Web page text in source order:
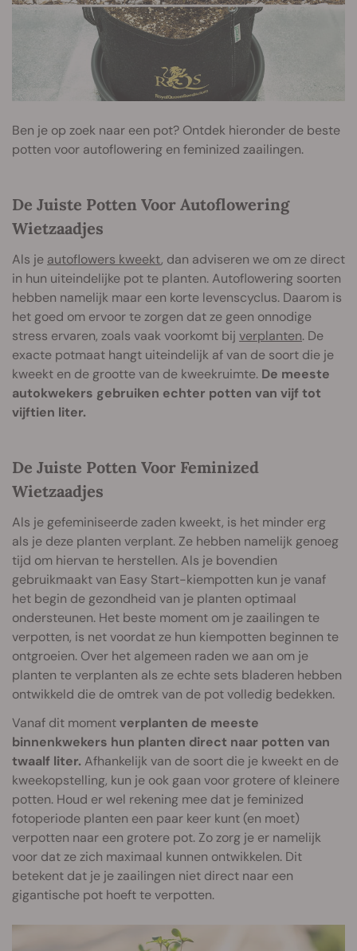
Ben je op zoek naar een pot? Ontdek hieronder de beste
potten voor autoflowering en feminized zaailingen.
De Juiste Potten Voor Autoflowering
Wietzaadjes
Als je autoflowers kweekt, dan adviseren we om ze direct
in hun uiteindelijke pot te planten. Autoflowering soorten
hebben namelijk maar een korte levenscyclus. Daarom is
het goed om ervoor te zorgen dat ze geen onnodige
stress ervaren, zoals vaak voorkomt bij verplanten. De
exacte potmaat hangt uiteindelijk af van de soort die je
kweekt en de grootte van de kweekruimte. De meeste
autokwekers gebruiken echter potten van vijf tot
vijftien liter.
De Juiste Potten Voor Feminized
Wietzaadjes
Als je gefeminiseerde zaden kweekt, is het minder erg
als je deze planten verplant. Ze hebben namelijk genoeg
tijd om hiervan te herstellen. Als je bovendien
gebruikmaakt van Easy Start-kiempotten kun je vanaf
het begin de gezondheid van je planten optimaal
ondersteunen. Het beste moment om je zaailingen te
verpotten, is net voordat ze hun kiempotten beginnen te
ontgroeien. Over het algemeen raden we aan om je
planten te verplanten als ze echte sets bladeren hebben
ontwikkeld die de omtrek van de pot volledig bedekken.
Vanaf dit momentverplanten de meeste
binnenkwekers hun planten direct naar potten van
twaalf liter. Afhankelijk van de soort die je kweekt en de
kweekopstelling, kun je ook gaan voor grotere of kleinere
potten. Houd er wel rekening mee dat je feminized
fotoperiode planten een paar keer kunt (en moet)
verpotten naar een grotere pot. Zo zorg je er namelijk
voor dat ze zich maximaal kunnen ontwikkelen. Dit
betekent dat je je zaailingen niet direct naar een
gigantische pot hoeft te verpotten.